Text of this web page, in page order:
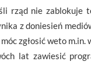
rząd nie zablokuje
z doniesień
móc zgłosić weto
lat zawiesić